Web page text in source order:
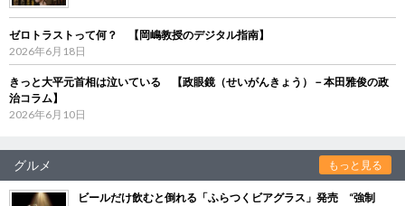
ゼロトラストって何？ 【岡嶋教授のデジタル指南】
2026年6月18日
きっと大平元首相は泣いている 【政眼鏡（せいがんきょう）－本田雅俊の政
治コラム】
2026年6月10日
グルメ もっと見る
ビールだけ飲むと倒れる「ふらつくビアグラス」発売 “強制